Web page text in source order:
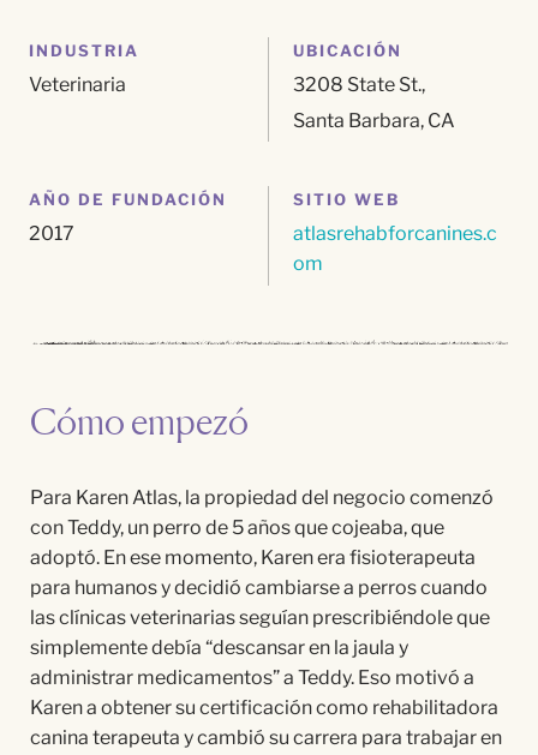
INDUSTRIA
Veterinaria
UBICACIÓN
3208 State St.,
Santa Barbara, CA
AÑO DE FUNDACIÓN
2017
SITIO WEB
atlasrehabforcanines.c
om
Cómo empezó
Para Karen Atlas, la propiedad del negocio comenzó
con Teddy, un perro de 5 años que cojeaba, que
adoptó. En ese momento, Karen era fisioterapeuta
para humanos y decidió cambiarse a perros cuando
las clínicas veterinarias seguían prescribiéndole que
simplemente debía “descansar en la jaula y
administrar medicamentos” a Teddy. Eso motivó a
Karen a obtener su certificación como rehabilitadora
canina terapeuta y cambió su carrera para trabajar en